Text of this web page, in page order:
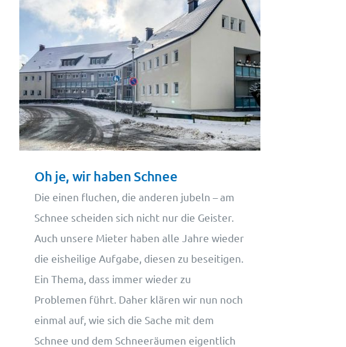
Oh je, wir haben Schnee
Die einen fluchen, die anderen jubeln – am
Schnee scheiden sich nicht nur die Geister.
Auch unsere Mieter haben alle Jahre wieder
die eisheilige Aufgabe, diesen zu beseitigen.
Ein Thema, dass immer wieder zu
Problemen führt. Daher klären wir nun noch
einmal auf, wie sich die Sache mit dem
Schnee und dem Schneeräumen eigentlich